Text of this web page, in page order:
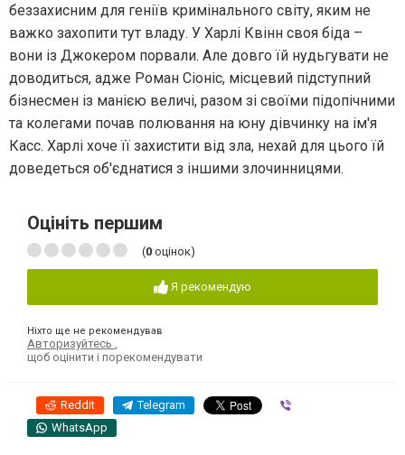
беззахисним для геніїв кримінального світу, яким не
важко захопити тут владу. У Харлі Квінн своя біда –
вони із Джокером порвали. Але довго їй нудьгувати не
доводиться, адже Роман Сіоніс, місцевий підступний
бізнесмен із манією величі, разом зі своїми підопічними
та колегами почав полювання на юну дівчинку на ім'я
Касс. Харлі хоче її захистити від зла, нехай для цього їй
доведеться об'єднатися з іншими злочинницями.
Оцініть першим
(0 оцінок)
Я рекомендую
Ніхто ще не рекомендував
Авторизуйтесь ,
щоб оцінити і порекомендувати
Reddit Telegram
WhatsApp